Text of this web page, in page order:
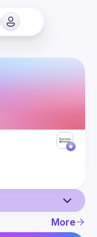
More